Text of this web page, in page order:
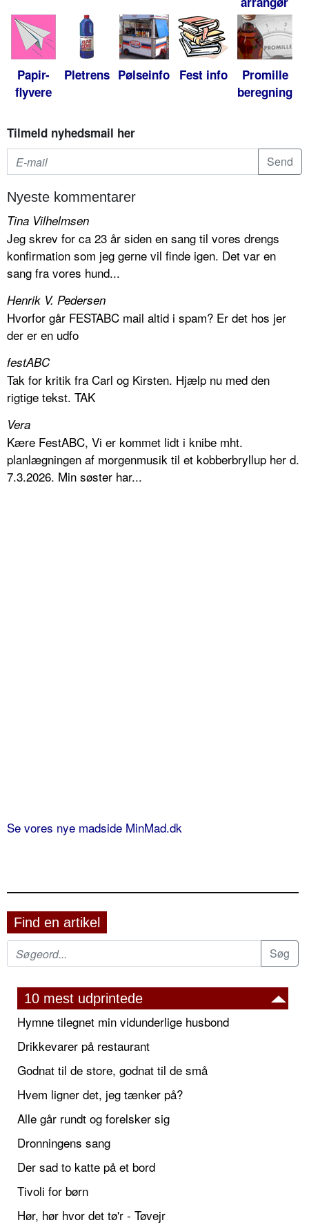
Papir-
flyvere
Pletrens Pølseinfo Fest info
Promille
beregning
Tilmeld nyhedsmail her
Nyeste kommentarer
Tina Vilhelmsen
Jeg skrev for ca 23 år siden en sang til vores drengs
konfirmation som jeg gerne vil finde igen. Det var en
sang fra vores hund...
Henrik V. Pedersen
Hvorfor går FESTABC mail altid i spam? Er det hos jer
der er en udfo
festABC
Tak for kritik fra Carl og Kirsten. Hjælp nu med den
rigtige tekst. TAK
Vera
Kære FestABC, Vi er kommet lidt i knibe mht.
planlægningen af morgenmusik til et kobberbryllup her d.
7.3.2026. Min søster har...
Se vores nye madside MinMad.dk
Find en artikel
10 mest udprintede
Hymne tilegnet min vidunderlige husbond
Drikkevarer på restaurant
Godnat til de store, godnat til de små
Hvem ligner det, jeg tænker på?
Alle går rundt og forelsker sig
Dronningens sang
Der sad to katte på et bord
Tivoli for børn
Hør, hør hvor det tø'r - Tøvejr